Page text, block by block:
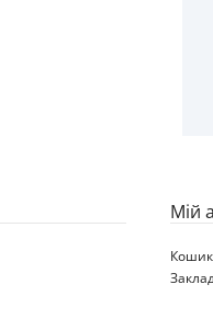
Мій
Кошик